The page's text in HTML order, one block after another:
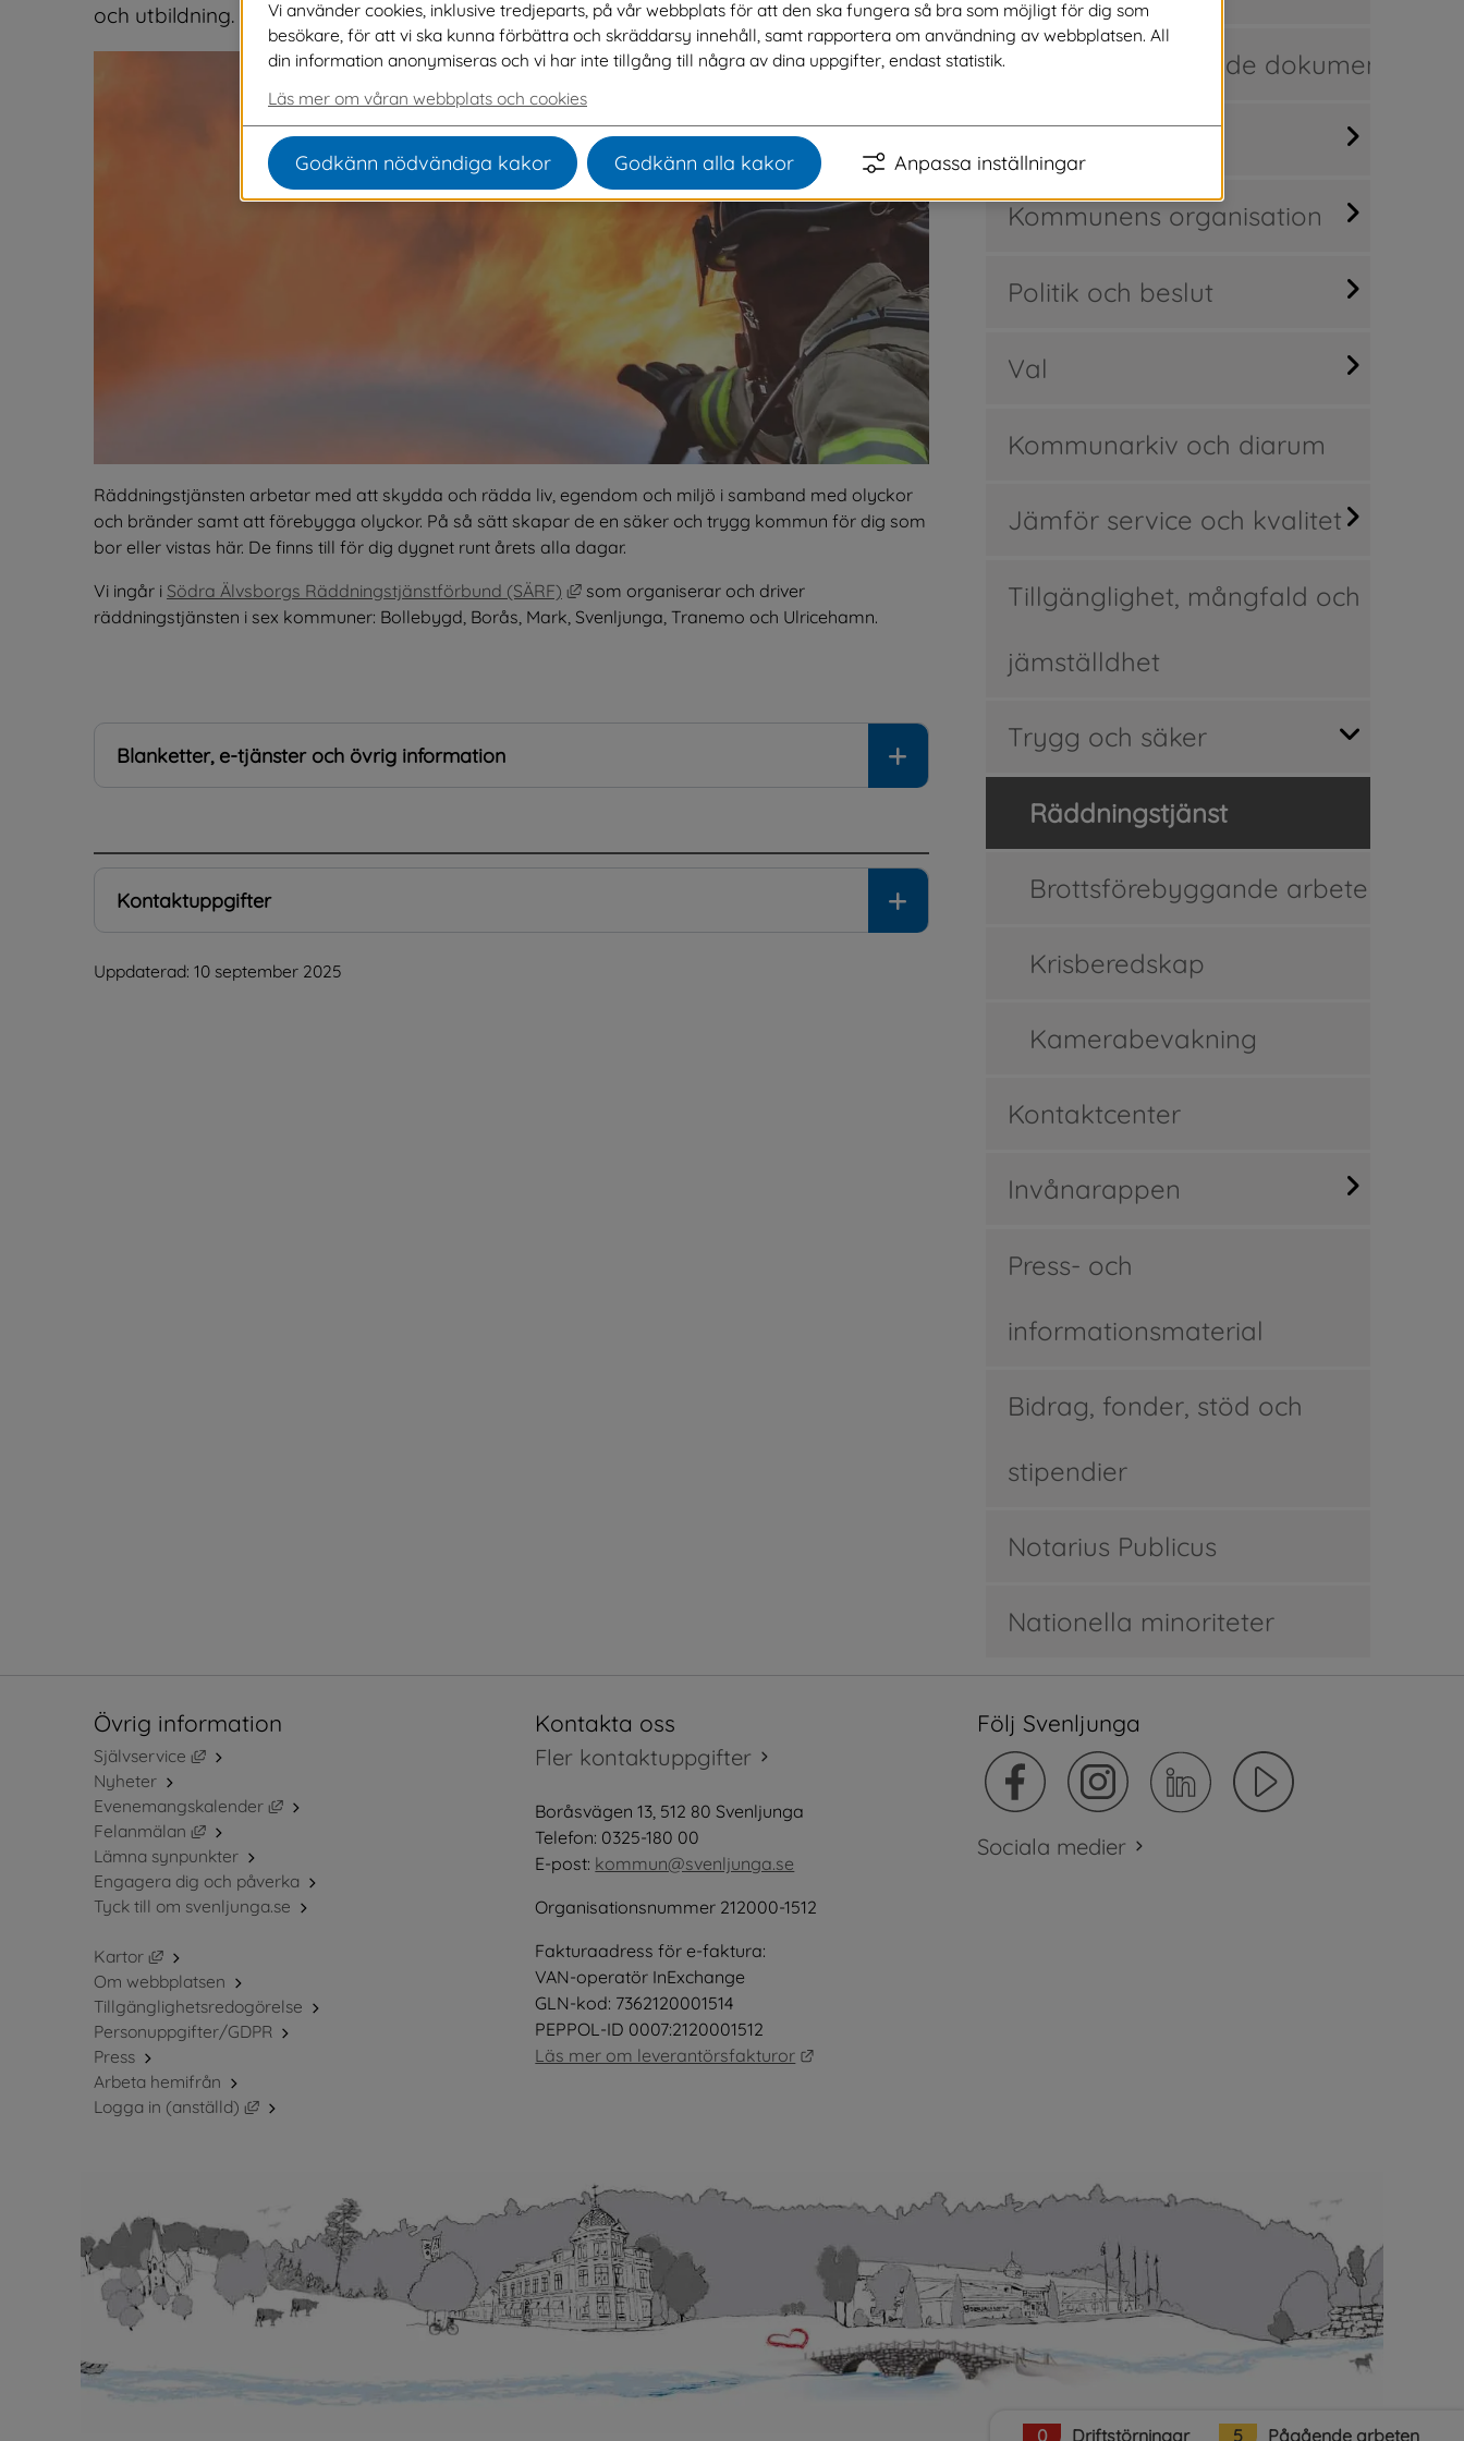
och utbildning.
Räddningstjänsten arbetar med att skydda och rädda liv, egendom och miljö i samband med olyckor
och bränder samt att förebygga olyckor. På så sätt skapar de en säker och trygg kommun för dig som
bor eller vistas här. De finns till för dig dygnet runt årets alla dagar.
Vi ingår i Södra Älvsborgs Räddningstjänstförbund (SÄRF) Länk till annan webbplats, öppnas i nytt fönster.
som organiserar och driver
räddningstjänsten i sex kommuner: Bollebygd, Borås, Mark, Svenljunga, Tranemo och Ulricehamn.
Blanketter, e-tjänster och övrig information
Kontaktuppgifter
Uppdaterad: 10 september 2025
Regler och styrande dokument
Kommunens organisation
Politik och beslut
Val
Kommunarkiv och diarum
Jämför service och kvalitet
Tillgänglighet, mångfald och
jämställdhet
Trygg och säker
Räddningstjänst
Brottsförebyggande arbete
Krisberedskap
Kamerabevakning
Kontaktcenter
Invånarappen
Press- och
informationsmaterial
Bidrag, fonder, stöd och
stipendier
Notarius Publicus
Nationella minoriteter
Övrig information
Självservice
Länk till annan webbplats, öppnas i nytt fönster.
Nyheter
Evenemangskalender
Länk till annan webbplats, öppnas i nytt fönster.
Felanmälan
Länk till annan webbplats, öppnas i nytt fönster.
Lämna synpunkter
Engagera dig och påverka
Tyck till om svenljunga.se
Kartor
Länk till annan webbplats, öppnas i nytt fönster.
Om webbplatsen
Tillgänglighetsredogörelse
Personuppgifter/GDPR
Press
Arbeta hemifrån
Logga in (anställd)
Länk till annan webbplats, öppnas i nytt fönster.
Kontakta oss
Fler kontaktuppgifter
Boråsvägen 13, 512 80 Svenljunga
Telefon: 0325-180 00
E-post: kommun@svenljunga.se
Organisationsnummer 212000-1512
Fakturaadress för e-faktura:
VAN-operatör InExchange
GLN-kod: 7362120001514
PEPPOL-ID 0007:2120001512
Läs mer om leverantörsfakturor
Följ Svenljunga
Sociala medier
0 Driftstörningar 5 Pågående arbeten
Vi använder cookies, inklusive tredjeparts, på vår webbplats för att den ska fungera så bra som möjligt för dig som
besökare, för att vi ska kunna förbättra och skräddarsy innehåll, samt rapportera om användning av webbplatsen. All
din information anonymiseras och vi har inte tillgång till några av dina uppgifter, endast statistik.
Läs mer om våran webbplats och cookies
Godkänn nödvändiga kakor Godkänn alla kakor Anpassa inställningar